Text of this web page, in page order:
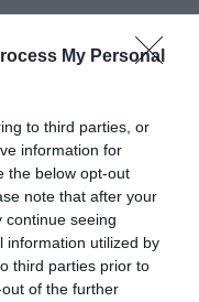
My Personal
to third parties, or
information for
the below opt-out
note that after your
continue seeing
information utilized by
third parties prior to
of the further
că a rămas fără
Facebook:GAZETA